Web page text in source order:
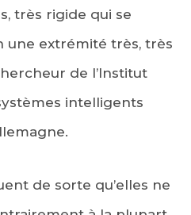
très rigide qui se
une extrémité très, très
de l’Institut
intelligents
de sorte qu’elles ne